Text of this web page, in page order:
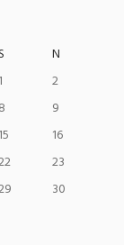
S
N
1
2
8
9
15
16
23
30